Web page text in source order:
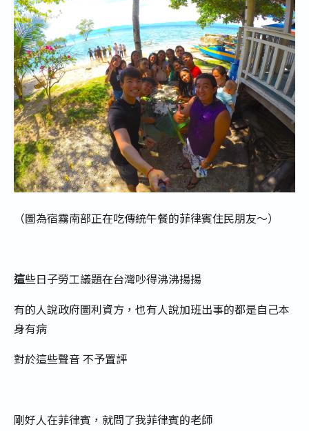
（圖為宿霧南部正在吃傳統午餐的菲律賓住民朋友～）
這些日子勞工議題在台灣吵得沸沸揚揚
有的人說政府圖利資方，也有人說加班出事的都是自己本
身有病
對於這些聲音 不予置評
剛好人在菲律賓，就問了我菲律賓的老師